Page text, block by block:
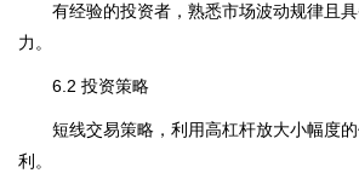
有经验的投资者，熟悉市场波动规律且
力。
6.2 投资策略
短线交易策略，利用高杠杆放大小幅度
利。